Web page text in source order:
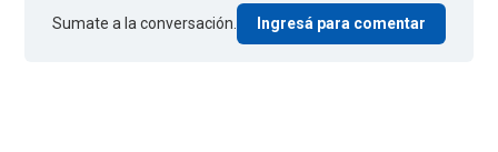
Sumate a la conversación. Ingresá para comentar